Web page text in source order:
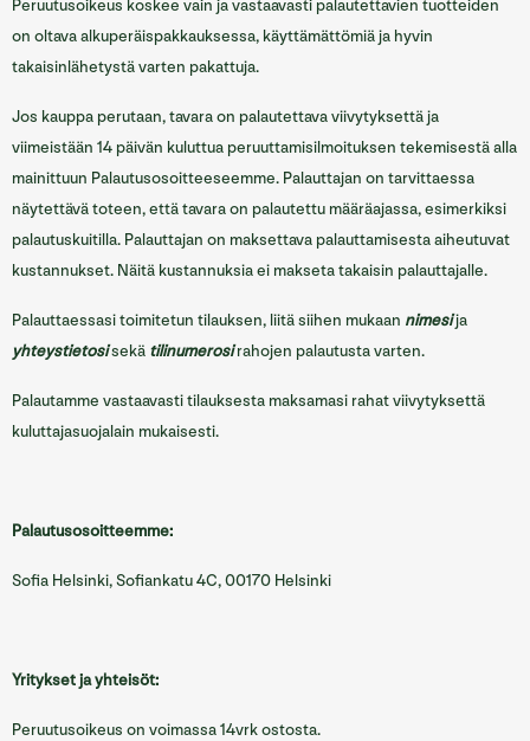
Peruutusoikeus koskee vain ja vastaavasti palautettavien tuotteiden
on oltava alkuperäispakkauksessa, käyttämättömiä ja hyvin
takaisinlähetystä varten pakattuja.
Jos kauppa perutaan, tavara on palautettava viivytyksettä ja
viimeistään 14 päivän kuluttua peruuttamisilmoituksen tekemisestä alla
mainittuun Palautusosoitteeseemme. Palauttajan on tarvittaessa
näytettävä toteen, että tavara on palautettu määräajassa, esimerkiksi
palautuskuitilla. Palauttajan on maksettava palauttamisesta aiheutuvat
kustannukset. Näitä kustannuksia ei makseta takaisin palauttajalle.
Palauttaessasi toimitetun tilauksen, liitä siihen mukaan nimesija
yhteystietosisekä tilinumerosirahojen palautusta varten.
Palautamme vastaavasti tilauksesta maksamasi rahat viivytyksettä
kuluttajasuojalain mukaisesti.
Palautusosoitteemme:
Sofia Helsinki, Sofiankatu 4C, 00170 Helsinki
Yritykset ja yhteisöt:
Peruutusoikeus on voimassa 14vrk ostosta.